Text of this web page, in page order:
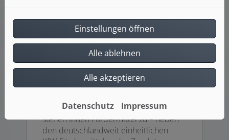
Förderung Bad
Wenn Sie Ihr Bad barrierefrei gestalten,
stehen Ihnen Fördermittel zu – neben
den deutschlandweit einheitlichen
Einstellungen öffnen
Alle ablehnen
Alle akzeptieren
Datenschutz Impressum